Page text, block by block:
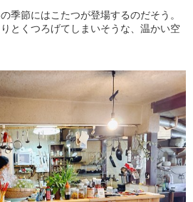
季節にはこたつが登場するのだそう。
とくつろげてしまいそうな、温かい空